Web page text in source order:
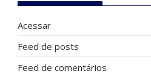
Acessar
Feed de posts
Feed de comentários